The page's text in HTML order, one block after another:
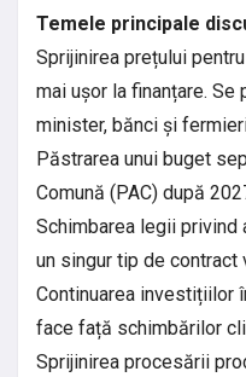
Temele principale
Sprijinirea prețului
mai ușor la finanțare.
minister, bănci și
Păstrarea unui buget
Comună (PAC) după
Schimbarea legii
un singur tip de contract
Continuarea investițiilor
face față schimbărilor
Sprijinirea procesării